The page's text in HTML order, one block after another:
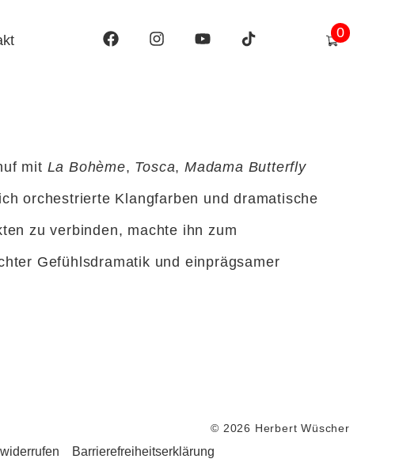
0
mit La Bohème, Tosca,Madama Butterfly
orchestrierte Klangfarben und dramatische
zu verbinden, machte ihn zum
Gefühlsdramatik und einprägsamer
© 2026 Herbert Wüscher
Barrierefreiheitserklärung